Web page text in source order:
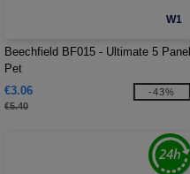
W1
Beechfield BF015 - Ultimate 5 Panel
Pet
€3.06
€5.40
-43%